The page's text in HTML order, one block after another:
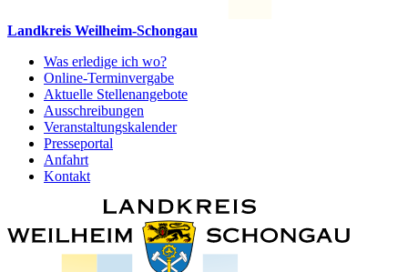
Landkreis Weilheim-Schongau
Was erledige ich wo?
Online-Terminvergabe
Aktuelle Stellenangebote
Ausschreibungen
Veranstaltungskalender
Presseportal
Anfahrt
Kontakt